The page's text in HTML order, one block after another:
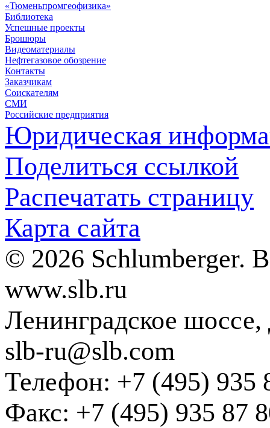
«Тюменьпромгеофизика»
Библиотека
Успешные проекты
Брошюры
Видеоматериалы
Нефтегазовое обозрение
Контакты
Заказчикам
Соискателям
СМИ
Российские предприятия
Юридическая
Поделиться ссылкой
Распечатать страницу
Карта сайта
© 2026 Schlumberger.
www.slb.ru
Ленинградское
slb-ru@slb.com
Телефон: +7 (495) 935
Факс: +7 (495) 935 87